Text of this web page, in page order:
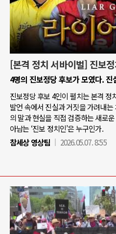
[본격 정치 서바이벌] 진보
4명의 진보정당 후보가 모였다.
진보정당 후보 4인이 펼치는 본격 정
발언 속에서 진실과 거짓을 가려내
의 말과 현실을 직접 검증하는 새로
아남는 ‘진보 정치인’은 누구인가.
참세상 영상팀
2026.05.07. 8:55